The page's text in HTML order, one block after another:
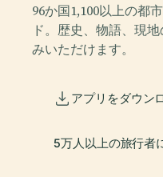
96か国1,100以上の都
ド。歴史、物語、現
みいただけます。
アプリをダウン
5万人以上の旅行者